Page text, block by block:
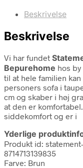
Beskrivelse
Beskrivelse
Vi har fundet
Bepurehome hos
til at hele familien
personers sofa i
cm og skaber i høj
at den er
siddekomfort og er i
Yderlige
Produkt id:
8714713139835
Farve: Brun